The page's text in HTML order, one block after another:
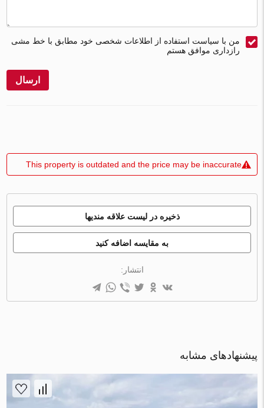
من با سیاست استفاده از اطلاعات شخصی خود مطابق با خط مشی
رازداری موافق هستم
ارسال
This property is outdated and the price may be inaccurate
ذخیره در لیست علاقه مندیها
به مقایسه اضافه کنید
انتشار:
پیشنهادهای مشابه